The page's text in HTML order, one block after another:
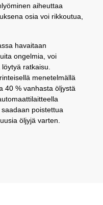
aiheuttaa
osia voi rikkoutua,
havaitaan
ongelmia, voi
ratkaisu.
menetelmällä
40 % vanhasta öljystä
poistettua
öljyjä varten.